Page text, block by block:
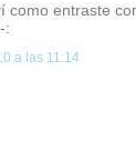
como entraste
:
a las 11:14